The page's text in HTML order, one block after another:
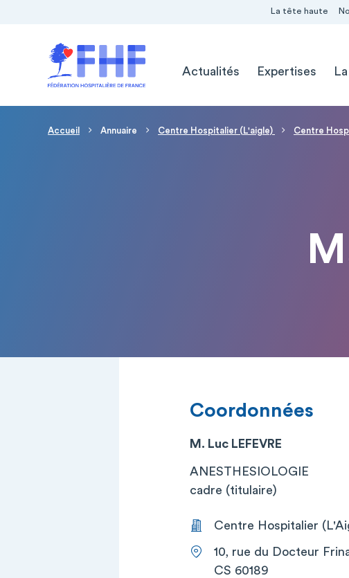
La tête haute
Actualités
Expertises
Fil d'Ariane
Accueil Annuaire Centre Hospitalier (L'aigle) Centre
Coordonnées
M. Luc LEFEVRE
ANESTHESIOLOGIE
cadre (titulaire)
Centre Hospitalier
10, rue du Docteur
CS 60189